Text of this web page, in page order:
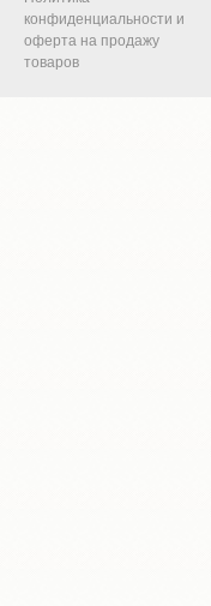
конфиденциальности и
оферта на продажу
товаров